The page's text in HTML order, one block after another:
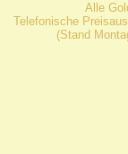
Alle
Telefonische
(Stand